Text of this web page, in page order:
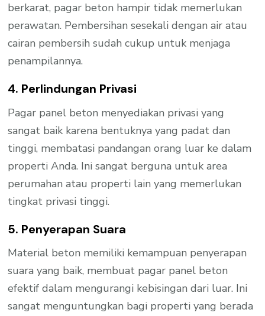
berkarat, pagar beton hampir tidak memerlukan
perawatan. Pembersihan sesekali dengan air atau
cairan pembersih sudah cukup untuk menjaga
penampilannya.
4. Perlindungan Privasi
Pagar panel beton menyediakan privasi yang
sangat baik karena bentuknya yang padat dan
tinggi, membatasi pandangan orang luar ke dalam
properti Anda. Ini sangat berguna untuk area
perumahan atau properti lain yang memerlukan
tingkat privasi tinggi.
5. Penyerapan Suara
Material beton memiliki kemampuan penyerapan
suara yang baik, membuat pagar panel beton
efektif dalam mengurangi kebisingan dari luar. Ini
sangat menguntungkan bagi properti yang berada